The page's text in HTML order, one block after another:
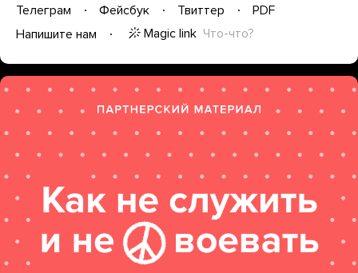
Телеграм Фейсбук Твиттер
PDF
Напишите нам
Magic link Что-что?